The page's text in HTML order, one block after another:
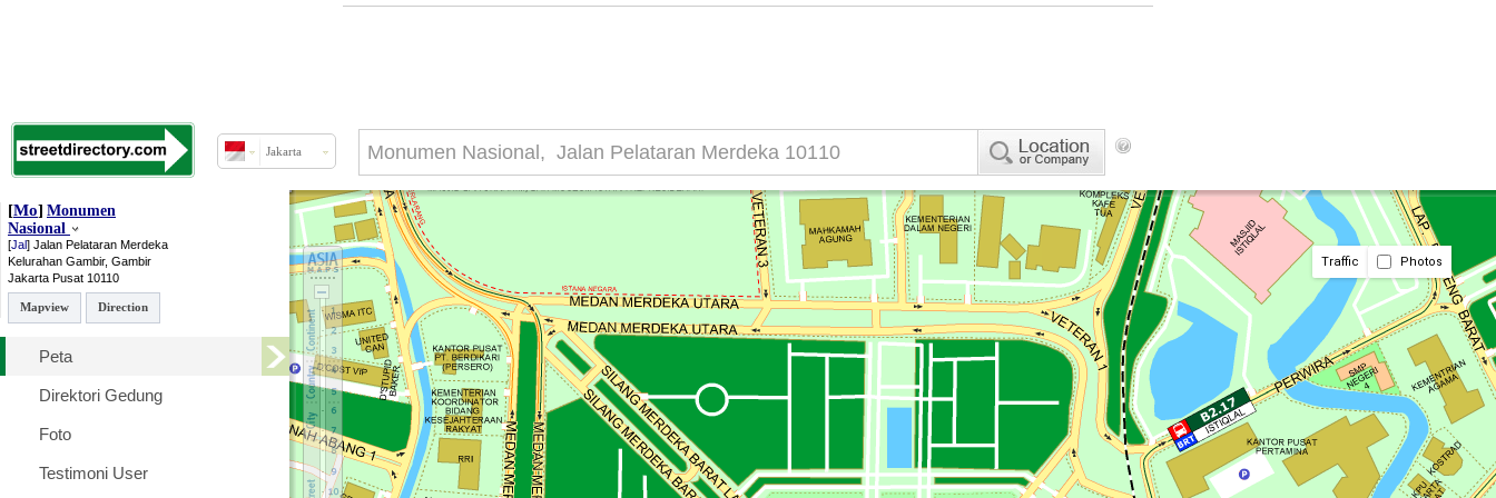
Jakarta
[Mo] Monumen
Nasional
[Jal] Jalan Pelataran Merdeka
Kelurahan Gambir, Gambir
Jakarta Pusat 10110
Mapview Direction
Peta
Direktori Gedung
Foto
Testimoni User
Traffic Photos